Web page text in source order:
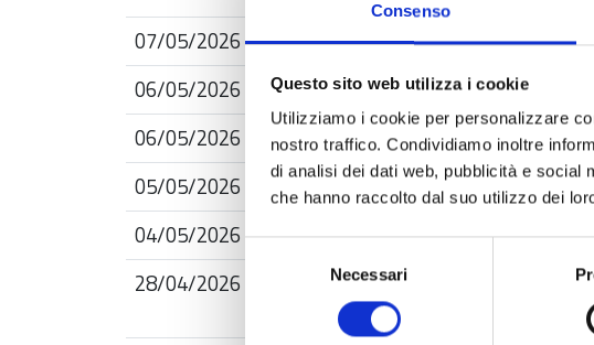
Consenso
Questo sito web utilizza i cookie
Utilizziamo i cookie per personalizzare
nostro traffico. Condividiamo inoltre
di analisi dei dati web, pubblicità e social
che hanno raccolto dal suo utilizzo dei
Necessari
07/05/2026
Rifiuti: normativa, gestione e controllo
06/05/2026
Finanza agevolata per l’export: ciclo di
06/05/2026
Focus nazionale: il campionamento
05/05/2026
L’Iva nell’Export: regole di
04/05/2026
Paesi ASEAN: le opportunità per le
28/04/2026
Soft Skills per Docenti -